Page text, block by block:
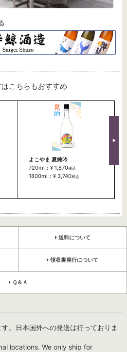
こちらもおすすめ
よこやま 夏純吟
720ml：¥ 1,870税込
1800ml：¥ 3,740税込
送料について
領収書発行について
Ｑ＆Ａ
。日本国外への発送は行っておりま
locations. We only ship for